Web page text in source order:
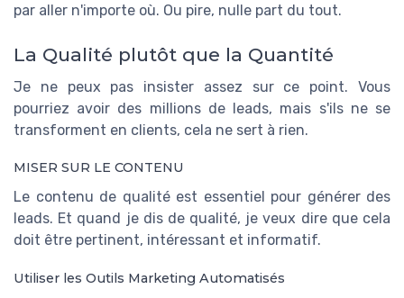
par aller n'importe où. Ou pire, nulle part du tout.
La Qualité plutôt que la Quantité
Je ne peux pas insister assez sur ce point. Vous
pourriez avoir des millions de leads, mais s'ils ne se
transforment en clients, cela ne sert à rien.
MISER SUR LE CONTENU
Le contenu de qualité est essentiel pour générer des
leads. Et quand je dis de qualité, je veux dire que cela
doit être pertinent, intéressant et informatif.
Utiliser les Outils Marketing Automatisés